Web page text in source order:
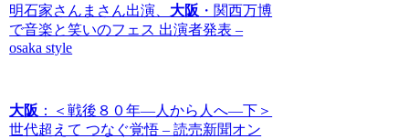
明石家さんまさん出演、 大阪 ・関西万博
で音楽と笑いのフェス 出演者発表 –
osaka style
大阪 ：＜戦後８０年―人から人へ―下＞
世代超えて つなぐ覚悟 – 読売新聞オン